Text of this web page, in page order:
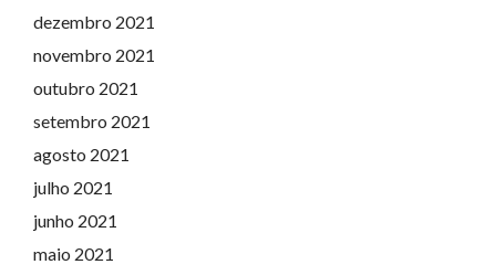
dezembro 2021
novembro 2021
outubro 2021
setembro 2021
agosto 2021
julho 2021
junho 2021
maio 2021